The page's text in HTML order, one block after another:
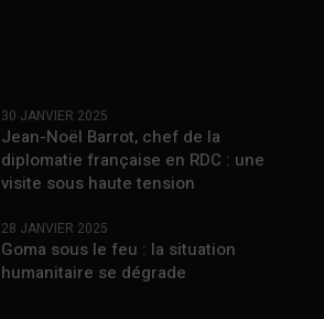
30 JANVIER 2025
Jean-Noël Barrot, chef de la
diplomatie française en RDC : une
visite sous haute tension
28 JANVIER 2025
Goma sous le feu : la situation
humanitaire se dégrade